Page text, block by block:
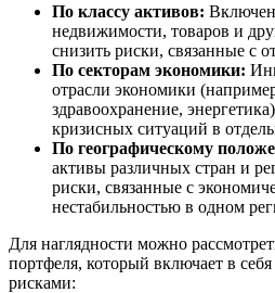
По классу активов:
недвижимости, товаров и
снизить риски, связанные с
По секторам экономики:
отрасли экономики
здравоохранение,
кризисных ситуаций в
По географическому
активы различных стран и
риски, связанные с
нестабильностью в одном
Для наглядности можно
портфеля, который включает в
рисками: